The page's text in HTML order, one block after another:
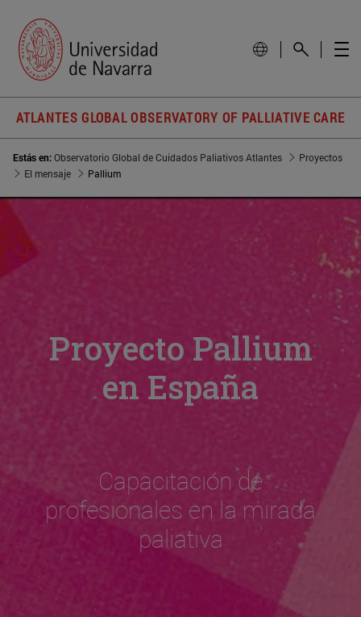
ATLANTES GLOBAL OBSERVATORY OF PALLIATIVE CARE
Estás en:Observatorio Global de Cuidados Paliativos Atlantes
Proyectos
El mensaje
Pallium
Proyecto Pallium
en España
Capacitación de
profesionales en la mirada
paliativa